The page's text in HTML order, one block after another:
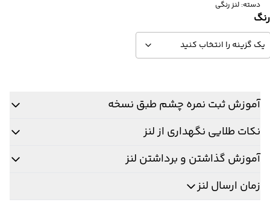
دسته: لنز رنگی
رنگ
آموزش ثبت نمره چشم طبق نسخه
نکات طلایی نگهداری از لنز
آموزش گذاشتن و برداشتن لنز
زمان ارسال لنز